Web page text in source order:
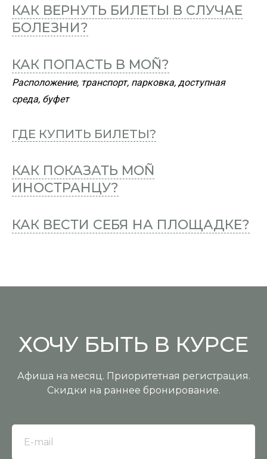
КАК ВЕРНУТЬ БИЛЕТЫ В СЛУЧАЕ
БОЛЕЗНИ?
КАК ПОПАСТЬ В MOÑ?
Расположение, транспорт, парковка, доступная
среда, буфет
ГДЕ КУПИТЬ БИЛЕТЫ?
КАК ПОКАЗАТЬ MOÑ
ИНОСТРАНЦУ?
КАК ВЕСТИ СЕБЯ НА ПЛОЩАДКЕ?
ХОЧУ БЫТЬ В КУРСЕ
Афиша на месяц. Приоритетная регистрация.
Скидки на раннее бронирование.
E-mail